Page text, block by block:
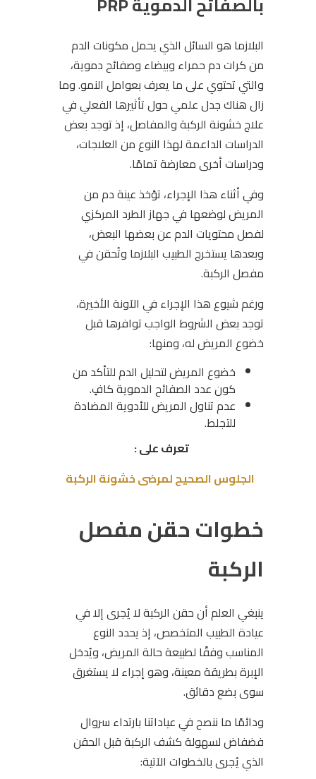
البلازما هو السائل الذي يحمل مكونات الدم
من كرات دم حمراء وبيضاء وصفائح دموية،
والتي تحتوي على ما يعرف بعوامل النمو. وما
زال هناك جدل علمي حول تأثيرها الفعلي في
علاج خشونة الركبة والمفاصل، إذ توجد بعض
الدراسات الداعمة لهذا النوع من العلاجات،
ودراسات أخرى معارضة تمامًا.
وفي أثناء هذا الإجراء، تؤخذ عينة دم من
المريض لوضعها في جهاز الطرد المركزي
لفصل محتويات الدم عن بعضها البعض،
وبعدها يستخرج الطبيب البلازما وتُحقن في
مفصل الركبة.
ورغم شيوع هذا الإجراء في الآونة الأخيرة،
توجد بعض الشروط الواجب توافرها قبل
خضوع المريض له، ومنها:
خضوع المريض لتحليل الدم للتأكد من
كون عدد الصفائح الدموية كافٍ.
عدم تناول المريض للأدوية المضادة
للتجلط.
تعرف على :
الجلوس الصحيح لمرضى خشونة الركبة
خطوات حقن مفصل
الركبة
ينبغي العلم أن حقن الركبة لا يُجرى إلا في
عيادة الطبيب المتخصص، إذ يحدد النوع
المناسب وفقًا لطبيعة حالة المريض، ويُدخل
الإبرة بطريقة معينة، وهو إجراء لا يستغرق
سوى بضع دقائق.
ودائمًا ما ننصح في عياداتنا بارتداء سروال
فضفاض لسهولة كشف الركبة قبل الحقن
الذي يُجرى بالخطوات الآتية: